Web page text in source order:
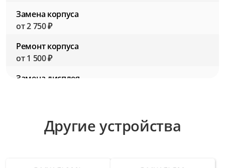
Замена корпуса
от 2 750 ₽
Ремонт корпуса
от 1 500 ₽
Замена дисплея
от 1 750 ₽Другие устройства